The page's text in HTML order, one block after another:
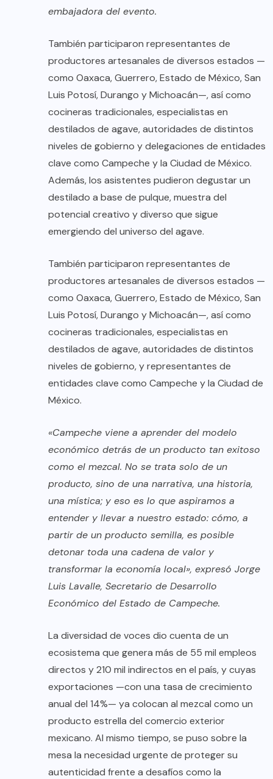
embajadora del evento.
También participaron representantes de
productores artesanales de diversos estados —
como Oaxaca, Guerrero, Estado de México, San
Luis Potosí, Durango y Michoacán—, así como
cocineras tradicionales, especialistas en
destilados de agave, autoridades de distintos
niveles de gobierno y delegaciones de entidades
clave como Campeche y la Ciudad de México.
Además, los asistentes pudieron degustar un
destilado a base de pulque, muestra del
potencial creativo y diverso que sigue
emergiendo del universo del agave.
También participaron representantes de
productores artesanales de diversos estados —
como Oaxaca, Guerrero, Estado de México, San
Luis Potosí, Durango y Michoacán—, así como
cocineras tradicionales, especialistas en
destilados de agave, autoridades de distintos
niveles de gobierno, y representantes de
entidades clave como Campeche y la Ciudad de
México.
«Campeche viene a aprender del modelo
económico detrás de un producto tan exitoso
como el mezcal. No se trata solo de un
producto, sino de una narrativa, una historia,
una mística; y eso es lo que aspiramos a
entender y llevar a nuestro estado: cómo, a
partir de un producto semilla, es posible
detonar toda una cadena de valor y
transformar la economía local», expresó Jorge
Luis Lavalle, Secretario de Desarrollo
Económico del Estado de Campeche.
La diversidad de voces dio cuenta de un
ecosistema que genera más de 55 mil empleos
directos y 210 mil indirectos en el país, y cuyas
exportaciones —con una tasa de crecimiento
anual del 14%— ya colocan al mezcal como un
producto estrella del comercio exterior
mexicano. Al mismo tiempo, se puso sobre la
mesa la necesidad urgente de proteger su
autenticidad frente a desafíos como la